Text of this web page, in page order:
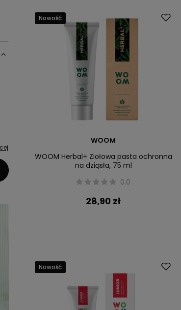
Nowość
WOOM
WOOM Herbal+ Ziołowa pasta ochronna
na dziąsła, 75 ml
0.0
28,90 zł
Nowość